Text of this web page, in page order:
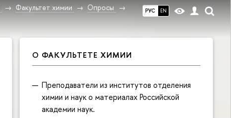
РУС EN
Факультет химии
Опросы
О ФАКУЛЬТЕТЕ ХИМИИ
Преподаватели из институтов отделения
химии и наук о материалах Российской
академии наук.